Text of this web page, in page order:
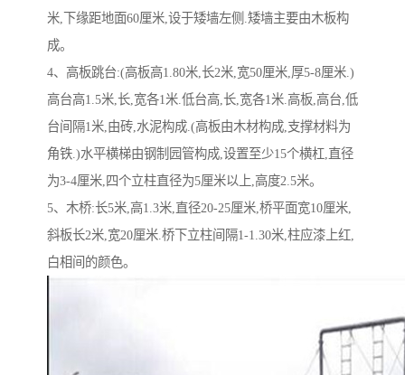
米,下缘距地面60厘米,设于矮墙左侧.矮墙主要由木板构
成。
4、高板跳台:(高板高1.80米,长2米,宽50厘米,厚5-8厘米.)
高台高1.5米,长,宽各1米.低台高,长,宽各1米.高板,高台,低
台间隔1米,由砖,水泥构成.(高板由木材构成,支撑材料为
角铁.)水平横梯由钢制园管构成,设置至少15个横杠,直径
为3-4厘米,四个立柱直径为5厘米以上,高度2.5米。
5、木桥:长5米,高1.3米,直径20-25厘米,桥平面宽10厘米,
斜板长2米,宽20厘米.桥下立柱间隔1-1.30米,柱应漆上红,
白相间的颜色。